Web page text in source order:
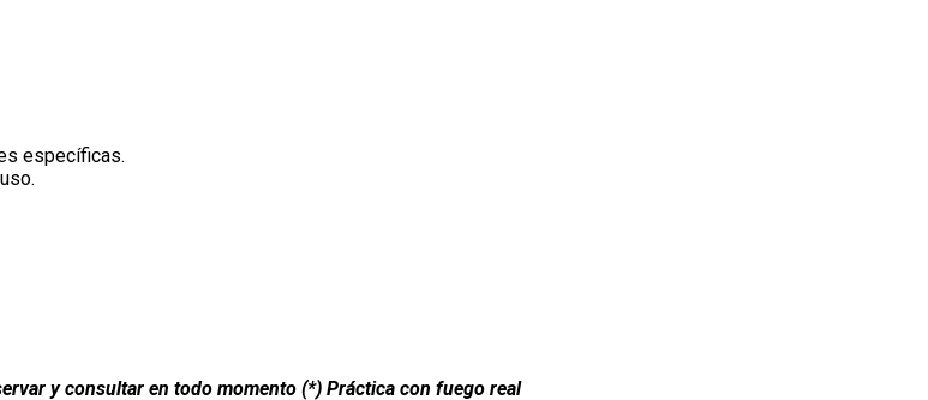
específicas.
y consultar en todo momento (*) Práctica con fuego real